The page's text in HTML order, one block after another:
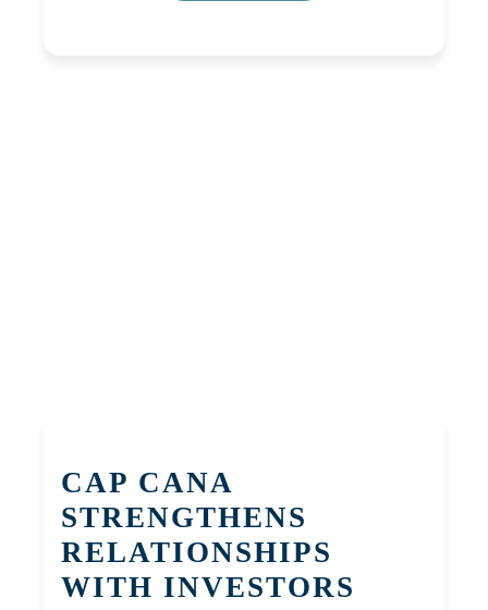
CAP CANA
STRENGTHENS
RELATIONSHIPS
WITH INVESTORS